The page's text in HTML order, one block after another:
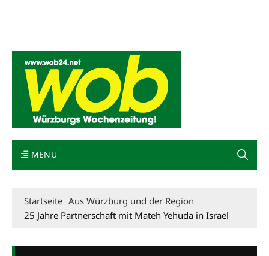
MENU
Startseite Aus Würzburg und der Region
25 Jahre Partnerschaft mit Mateh Yehuda in Israel